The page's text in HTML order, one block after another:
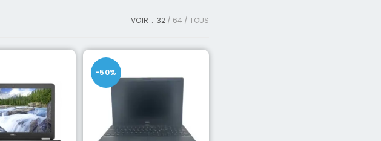
VOIR : 32 64 TOUS
-50%